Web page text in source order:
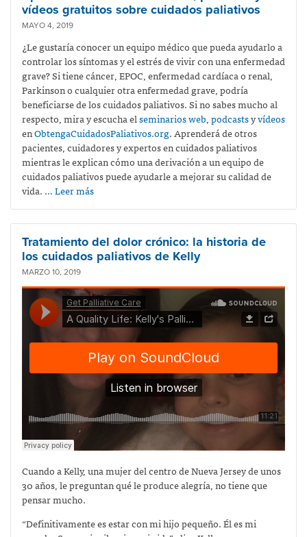
vídeos gratuitos sobre cuidados paliativos
MAYO 4, 2019
¿Le gustaría conocer un equipo médico que pueda ayudarlo a
controlar los síntomas y el estrés de vivir con una enfermedad
grave? Si tiene cáncer, EPOC, enfermedad cardíaca o renal,
Parkinson o cualquier otra enfermedad grave, podría
beneficiarse de los cuidados paliativos. Si no sabes mucho al
respecto, mira y escucha elseminarios web,podcastsyvídeos
enObtengaCuidadosPaliativos.org. Aprenderá de otros
pacientes, cuidadores y expertos en cuidados paliativos
mientras le explican cómo una derivación a un equipo de
cuidados paliativos puede ayudarle a mejorar su calidad de
vida. … Leer más
Tratamiento del dolor crónico: la historia de
los cuidados paliativos de Kelly
MARZO 10, 2019
Cuando a Kelly, una mujer del centro de Nueva Jersey de unos
30 años, le preguntan qué le produce alegría, no tiene que
pensar mucho.
“Definitivamente es estar con mi hijo pequeño. Él es mi